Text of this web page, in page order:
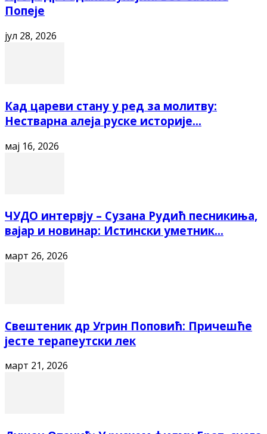
Попеје
јул 28, 2026
Кад цареви стану у ред за молитву:
Нестварна алеја руске историје...
мај 16, 2026
ЧУДО интервју – Сузана Рудић песникиња,
вајар и новинар: Истински уметник...
март 26, 2026
Свештеник др Угрин Поповић: Причешће
јесте терапеутски лек
март 21, 2026